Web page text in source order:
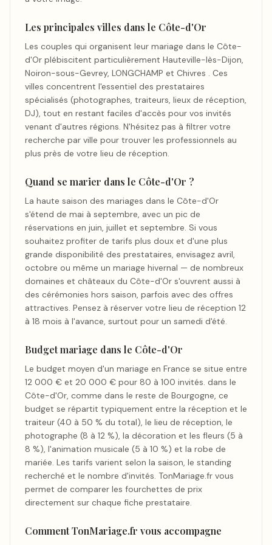
Les principales villes dans le Côte-d'Or
Les couples qui organisent leur mariage dans le Côte-
d'Or plébiscitent particulièrement Hauteville-lès-Dijon,
Noiron-sous-Gevrey, LONGCHAMP et Chivres . Ces
villes concentrent l'essentiel des prestataires
spécialisés (photographes, traiteurs, lieux de réception,
DJ), tout en restant faciles d'accès pour vos invités
venant d'autres régions. N'hésitez pas à filtrer votre
recherche par ville pour trouver les professionnels au
plus près de votre lieu de réception.
Quand se marier dans le Côte-d'Or ?
La haute saison des mariages dans le Côte-d'Or
s'étend de mai à septembre, avec un pic de
réservations en juin, juillet et septembre. Si vous
souhaitez profiter de tarifs plus doux et d'une plus
grande disponibilité des prestataires, envisagez avril,
octobre ou même un mariage hivernal — de nombreux
domaines et châteaux du Côte-d'Or s'ouvrent aussi à
des cérémonies hors saison, parfois avec des offres
attractives. Pensez à réserver votre lieu de réception 12
à 18 mois à l'avance, surtout pour un samedi d'été.
Budget mariage dans le Côte-d'Or
Le budget moyen d'un mariage en France se situe entre
12 000 € et 20 000 € pour 80 à 100 invités. dans le
Côte-d'Or, comme dans le reste de Bourgogne, ce
budget se répartit typiquement entre la réception et le
traiteur (40 à 50 % du total), le lieu de réception, le
photographe (8 à 12 %), la décoration et les fleurs (5 à
8 %), l'animation musicale (5 à 10 %) et la robe de
mariée. Les tarifs varient selon la saison, le standing
recherché et le nombre d'invités. TonMariage.fr vous
permet de comparer les fourchettes de prix
directement sur chaque fiche prestataire.
Comment TonMariage.fr vous accompagne